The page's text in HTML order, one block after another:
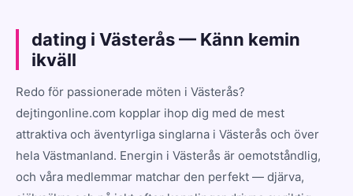
dating i Västerås — Känn kemin
ikväll
Redo för passionerade möten i Västerås?
dejtingonline.com kopplar ihop dig med de mest
attraktiva och äventyrliga singlarna i Västerås och över
hela Västmanland. Energin i Västerås är oemotståndlig,
och våra medlemmar matchar den perfekt — djärva,